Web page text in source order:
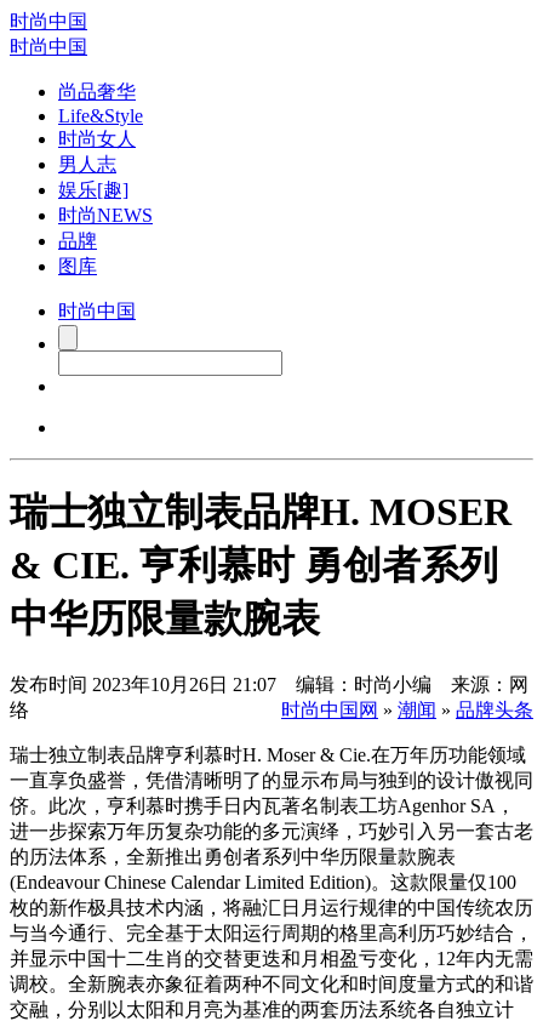
时尚中国
时尚中国
尚品奢华
Life&Style
时尚女人
男人志
娱乐[趣]
时尚NEWS
品牌
图库
时尚中国
瑞士独立制表品牌H. MOSER
& CIE. 亨利慕时 勇创者系列
中华历限量款腕表
发布时间 2023年10月26日 21:07 编辑：时尚小编 来源：网
络
时尚中国网 » 潮闻 » 品牌头条
瑞士独立制表品牌亨利慕时H. Moser & Cie.在万年历功能领域
一直享负盛誉，凭借清晰明了的显示布局与独到的设计傲视同
侪。此次，亨利慕时携手日内瓦著名制表工坊Agenhor SA，
进一步探索万年历复杂功能的多元演绎，巧妙引入另一套古老
的历法体系，全新推出勇创者系列中华历限量款腕表
(Endeavour Chinese Calendar Limited Edition)。这款限量仅100
枚的新作极具技术内涵，将融汇日月运行规律的中国传统农历
与当今通行、完全基于太阳运行周期的格里高利历巧妙结合，
并显示中国十二生肖的交替更迭和月相盈亏变化，12年内无需
调校。全新腕表亦象征着两种不同文化和时间度量方式的和谐
交融，分别以太阳和月亮为基准的两套历法系统各自独立计